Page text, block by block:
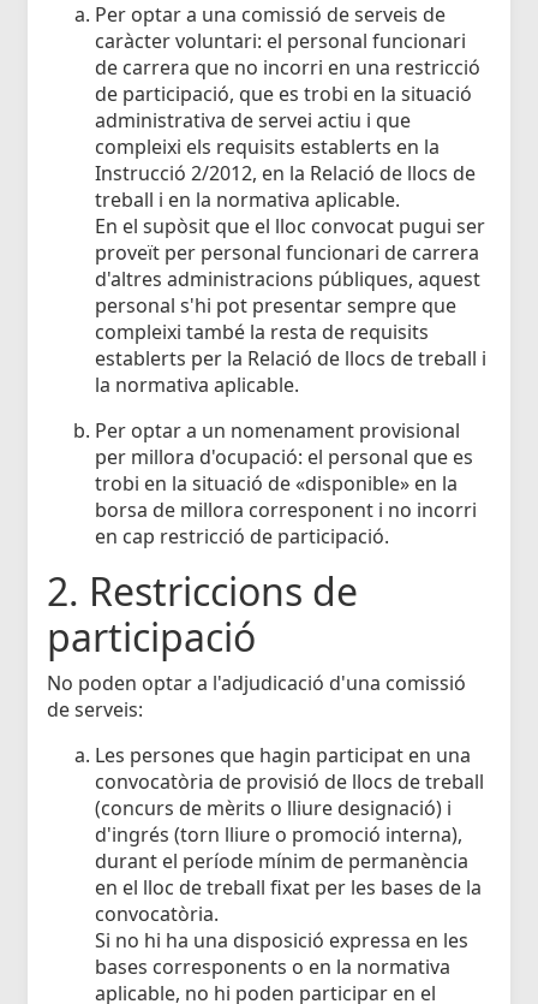
Per optar a una comissió de serveis de
caràcter voluntari: el personal funcionari
de carrera que no incorri en una restricció
de participació, que es trobi en la situació
administrativa de servei actiu i que
compleixi els requisits establerts en la
Instrucció 2/2012, en la Relació de llocs de
treball i en la normativa aplicable.
En el supòsit que el lloc convocat pugui ser
proveït per personal funcionari de carrera
d'altres administracions públiques, aquest
personal s'hi pot presentar sempre que
compleixi també la resta de requisits
establerts per la Relació de llocs de treball i
la normativa aplicable.
Per optar a un nomenament provisional
per millora d'ocupació: el personal que es
trobi en la situació de «disponible» en la
borsa de millora corresponent i no incorri
en cap restricció de participació.
2. Restriccions de
participació
No poden optar a l'adjudicació d'una comissió
de serveis:
Les persones que hagin participat en una
convocatòria de provisió de llocs de treball
(concurs de mèrits o lliure designació) i
d'ingrés (torn lliure o promoció interna),
durant el període mínim de permanència
en el lloc de treball fixat per les bases de la
convocatòria.
Si no hi ha una disposició expressa en les
bases corresponents o en la normativa
aplicable, no hi poden participar en el